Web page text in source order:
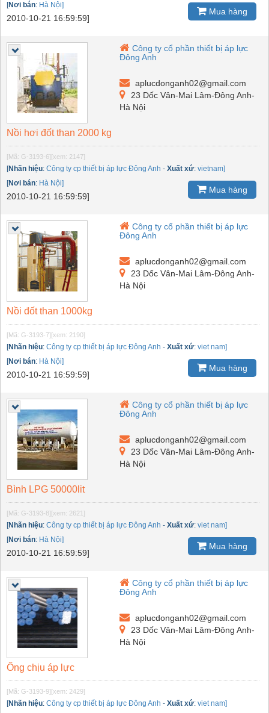
[Nơi bán: Hà Nội]
2010-10-21 16:59:59]
Mua hàng
Công ty cổ phần thiết bị áp lực
Đông Anh
aplucdonganh02@gmail.com
23 Dốc Vân-Mai Lâm-Đông Anh-
Hà Nội
Nồi hơi đốt than 2000 kg
[Mã: G-3193-6] [xem: 2147]
[Nhãn hiệu: Công ty cp thiết bị áp lực Đông Anh - Xuất xứ: vietnam]
[Nơi bán: Hà Nội]
2010-10-21 16:59:59]
Mua hàng
Công ty cổ phần thiết bị áp lực
Đông Anh
aplucdonganh02@gmail.com
23 Dốc Vân-Mai Lâm-Đông Anh-
Hà Nội
Nồi đốt than 1000kg
[Mã: G-3193-7] [xem: 2190]
[Nhãn hiệu: Công ty cp thiết bị áp lực Đông Anh - Xuất xứ: viet nam]
[Nơi bán: Hà Nội]
2010-10-21 16:59:59]
Mua hàng
Công ty cổ phần thiết bị áp lực
Đông Anh
aplucdonganh02@gmail.com
23 Dốc Vân-Mai Lâm-Đông Anh-
Hà Nội
Bình LPG 50000lit
[Mã: G-3193-8] [xem: 2621]
[Nhãn hiệu: Công ty cp thiết bị áp lực Đông Anh - Xuất xứ: viet nam]
[Nơi bán: Hà Nội]
2010-10-21 16:59:59]
Mua hàng
Công ty cổ phần thiết bị áp lực
Đông Anh
aplucdonganh02@gmail.com
23 Dốc Vân-Mai Lâm-Đông Anh-
Hà Nội
Ống chịu áp lực
[Mã: G-3193-9] [xem: 2429]
[Nhãn hiệu: Công ty cp thiết bị áp lực Đông Anh - Xuất xứ: viet nam]